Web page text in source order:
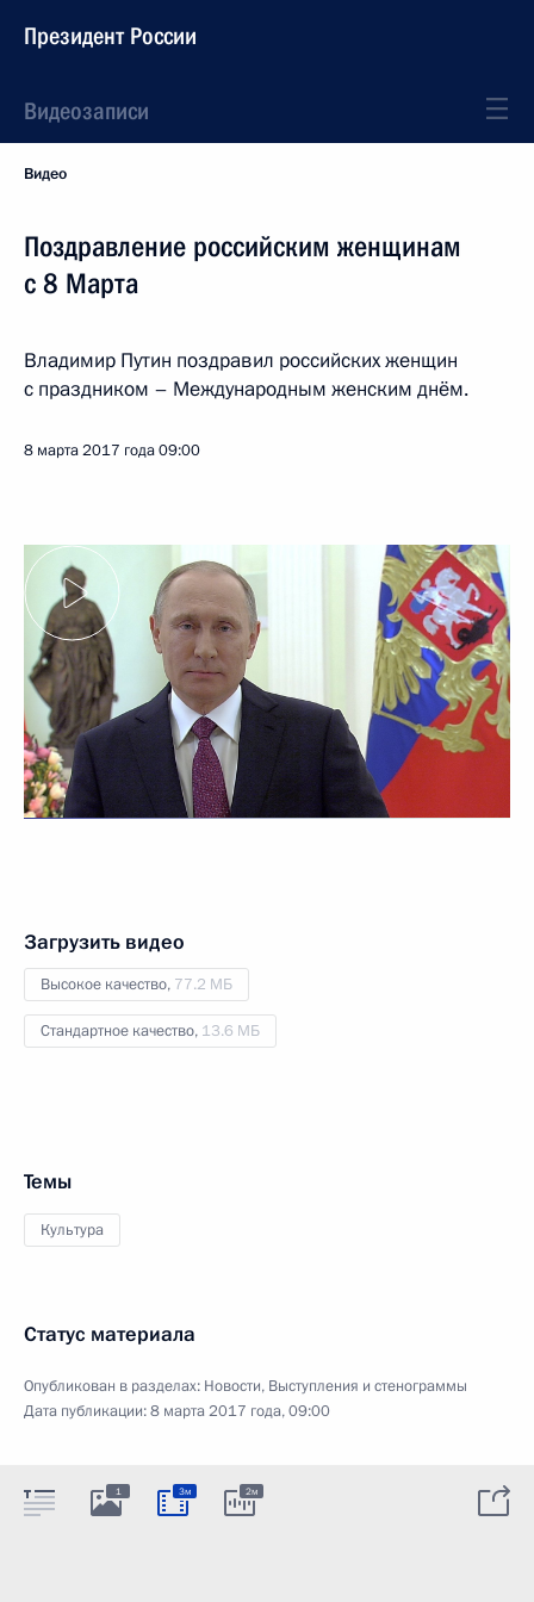
Президент России
Видеозаписи
Видео
Поздравление российским женщинам
с 8 Марта
Владимир Путин поздравил российских женщин
с праздником – Международным женским днём.
8 марта 2017 года09:00
Загрузить видео
Высокое качество, 77.2 МБ
Стандартное качество, 13.6 МБ
Темы
Культура
Статус материала
Опубликован в разделах: Новости, Выступления и стенограммы
Дата публикации:8 марта 2017 года, 09:00
1 3м 2м